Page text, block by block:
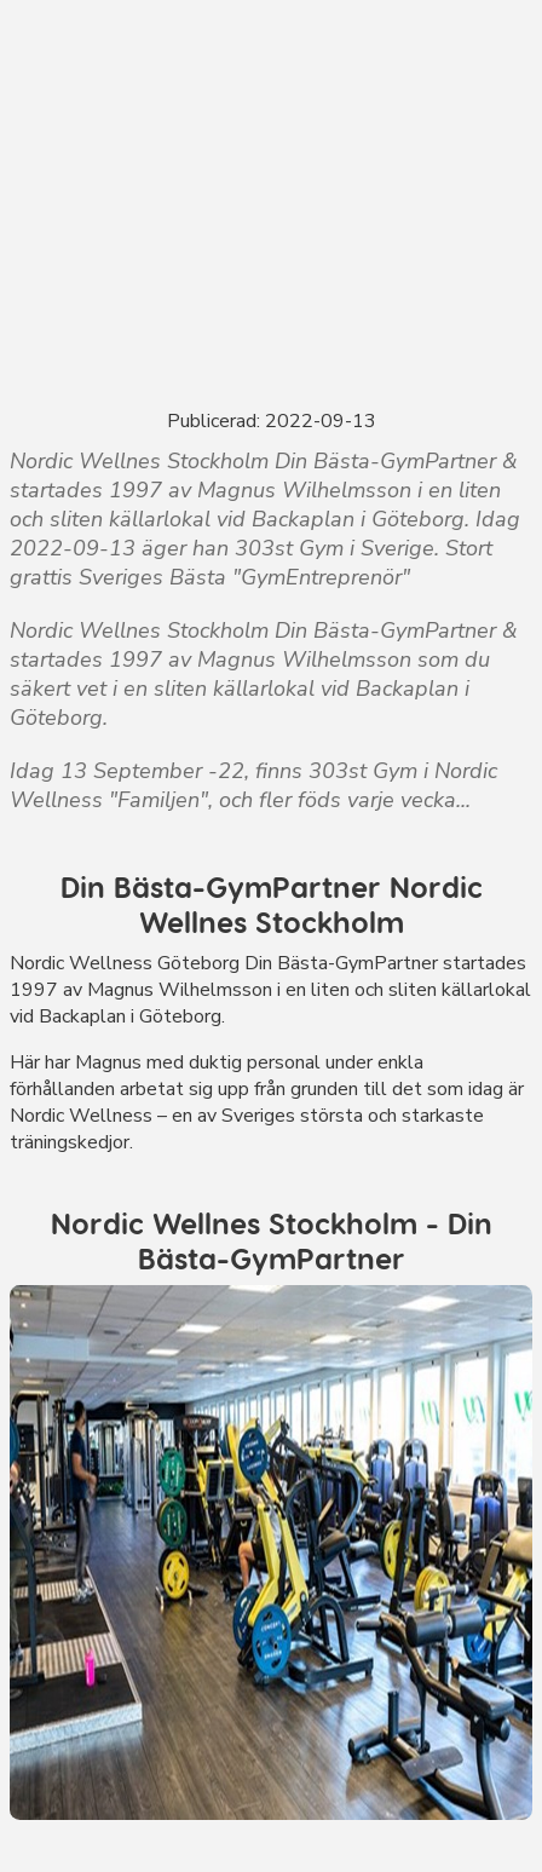
Publicerad: 2022-09-13
Nordic Wellnes Stockholm Din Bästa-GymPartner &
startades 1997 av Magnus Wilhelmsson i en liten
och sliten källarlokal vid Backaplan i Göteborg. Idag
2022-09-13 äger han 303st Gym i Sverige. Stort
grattis Sveriges Bästa "GymEntreprenör"
Nordic Wellnes Stockholm Din Bästa-GymPartner &
startades 1997 av Magnus Wilhelmsson som du
säkert vet i en sliten källarlokal vid Backaplan i
Göteborg.
Idag 13 September -22, finns 303st Gym i Nordic
Wellness "Familjen", och fler föds varje vecka...
Din Bästa-GymPartner Nordic
Wellnes Stockholm
Nordic Wellness Göteborg Din Bästa-GymPartner startades
1997 av Magnus Wilhelmsson i en liten och sliten källarlokal
vid Backaplan i Göteborg.
Här har Magnus med duktig personal under enkla
förhållanden arbetat sig upp från grunden till det som idag är
Nordic Wellness – en av Sveriges största och starkaste
träningskedjor.
Nordic Wellnes Stockholm - Din
Bästa-GymPartner